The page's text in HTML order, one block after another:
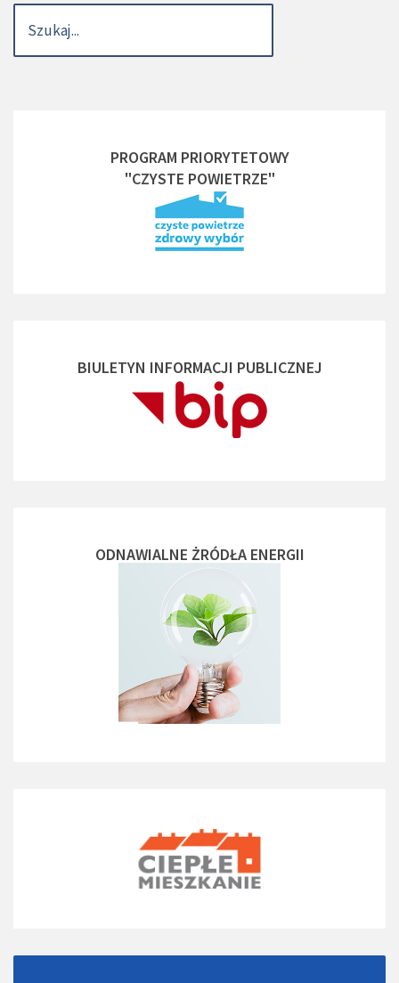
PROGRAM PRIORYTETOWY
"CZYSTE POWIETRZE"
BIULETYN INFORMACJI PUBLICZNEJ
ODNAWIALNE ŻRÓDŁA ENERGII